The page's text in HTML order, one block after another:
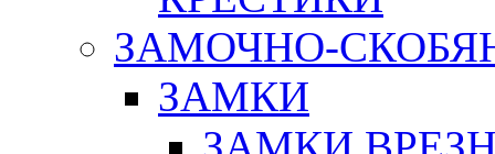
ЗАМОЧНО-
ЗАМКИ